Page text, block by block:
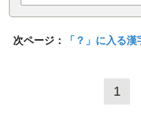
次ページ： 「？」に入る
1